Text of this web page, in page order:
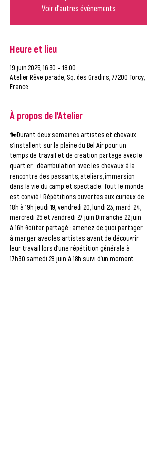
Voir d'autres événements
Heure et lieu
19 juin 2025, 16:30 – 18:00
Atelier Rêve parade, Sq. des Gradins, 77200 Torcy,
France
À propos de l'Atelier
🐎Durant deux semaines artistes et chevaux
s’installent sur la plaine du Bel Air pour un
temps de travail et de création partagé avec le
quartier : déambulation avec les chevaux à la
rencontre des passants, ateliers, immersion
dans la vie du camp et spectacle. Tout le monde
est convié ! Répétitions ouvertes aux curieux de
18h à 19h jeudi 19, vendredi 20, lundi 23, mardi 24,
mercredi 25 et vendredi 27 juin Dimanche 22 juin
à 16h Goûter partagé : amenez de quoi partager
à manger avec les artistes avant de découvrir
leur travail lors d’une répétition générale à
17h30 samedi 28 juin à 18h suivi d’un moment